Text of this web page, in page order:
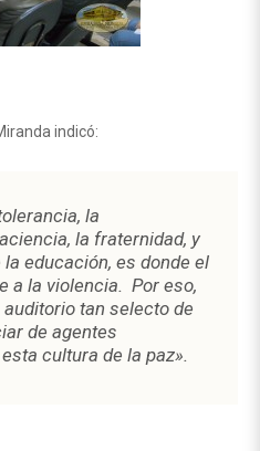
indicó:
la
la fraternidad, y
educación, es donde el
a la violencia. Por eso,
tan selecto de
de agentes
cultura de la paz».